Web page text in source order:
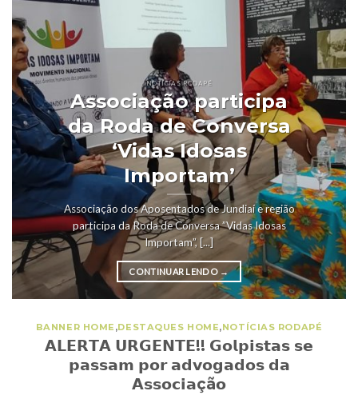
NOTÍCIAS RODAPÉ
Associação participa
da Roda de Conversa
‘Vidas Idosas
Importam’
Associação dos Aposentados de Jundiaí e região
participa da Roda de Conversa ”Vidas Idosas
Importam”, [...]
CONTINUAR LENDO →
BANNER HOME ,DESTAQUES HOME,NOTÍCIAS RODAPÉ
𝗔𝗟𝗘𝗥𝗧𝗔 𝗨𝗥𝗚𝗘𝗡𝗧𝗘!! 𝗚𝗼𝗹𝗽𝗶𝘀𝘁𝗮𝘀 𝘀𝗲
𝗽𝗮𝘀𝘀𝗮𝗺 𝗽𝗼𝗿 𝗮𝗱𝘃𝗼𝗴𝗮𝗱𝗼𝘀 𝗱𝗮
𝗔𝘀𝘀𝗼𝗰𝗶𝗮çã𝗼